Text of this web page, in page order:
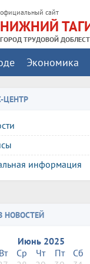
официальный сайт
НИЖНИЙ
ГОРОД ТРУДОВОЙ
Экономика
ЦЕНТР
информация
НОВОСТЕЙ
Июнь 2025
Вт Ср Чт Пт Сб